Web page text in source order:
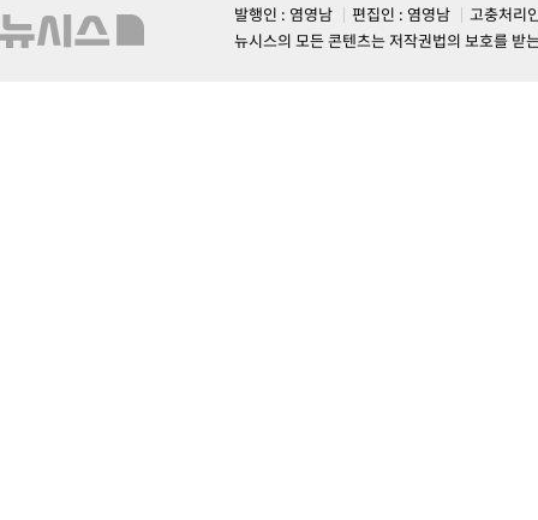
발행인 : 염영남
편집인 : 염영남
고충처리
뉴시스의 모든 콘텐츠는 저작권법의 보호를